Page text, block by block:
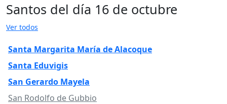
Santos del día 16 de octubre
Ver todos
Santa Margarita María de Alacoque
Santa Eduvigis
San Gerardo Mayela
San Rodolfo de Gubbio